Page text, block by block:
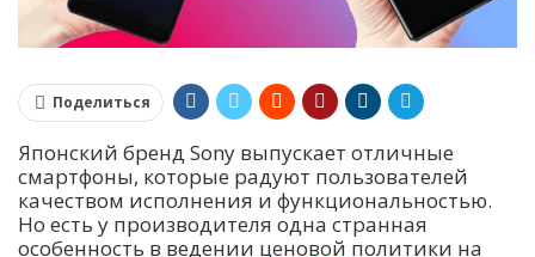
Поделиться
Японский бренд Sony выпускает отличные
смартфоны, которые радуют пользователей
качеством исполнения и функциональностью.
Но есть у производителя одна странная
особенность в ведении ценовой политики на